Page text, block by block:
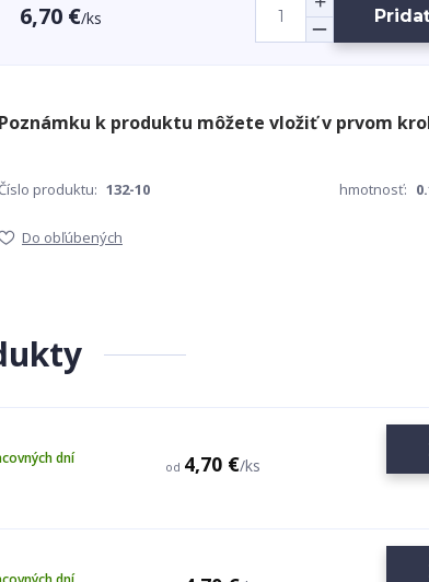
6,70 €/ks
produktu: 132-10 hmotnosť:
Do obľúbených
od 4,70 €/ks
dní